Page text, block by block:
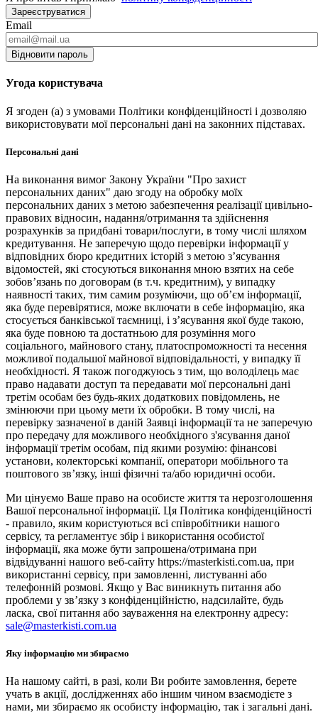
Зареєструватися
Email
Відновити пароль
Угода користувача
Я згоден (а) з умовами Політики конфіденційності і дозволяю
використовувати мої персональні дані на законних підставах.
Персональні дані
На виконання вимог Закону України "Про захист
персональних даних" даю згоду на обробку моїх
персональних даних з метою забезпечення реалізації цивільно-
правових відносин, надання/отримання та здійснення
розрахунків за придбані товари/послуги, в тому числі шляхом
кредитування. Не заперечую щодо перевірки інформації у
відповідних бюро кредитних історій з метою з’ясування
відомостей, які стосуються виконання мною взятих на себе
зобов’язань по договорам (в т.ч. кредитним), у випадку
наявності таких, тим самим розуміючи, що об’єм інформації,
яка буде перевірятися, може включати в себе інформацію, яка
стосується банківської таємниці, і з’ясування якої буде такою,
яка буде повною та достатньою для розуміння мого
соціального, майнового стану, платоспроможності та несення
можливої подальшої майнової відповідальності, у випадку її
необхідності. Я також погоджуюсь з тим, що володілець має
право надавати доступ та передавати мої персональні дані
третім особам без будь-яких додаткових повідомлень, не
змінюючи при цьому мети їх обробки. В тому числі, на
перевірку зазначеної в даній Заявці інформації та не заперечую
про передачу для можливого необхідного з'ясування даної
інформації третім особам, під якими розумію: фінансові
установи, колекторські компанії, оператори мобільного та
поштового зв’язку, інші фізичні та/або юридичні особи.
Ми цінуємо Ваше право на особисте життя та нерозголошення
Вашої персональної інформації. Ця Політика конфіденційності
- правило, яким користуються всі співробітники нашого
сервісу, та регламентує збір і використання особистої
інформації, яка може бути запрошена/отримана при
відвідуванні нашого веб-сайту https://masterkisti.com.ua, при
використанні сервісу, при замовленні, листуванні або
телефонній розмові. Якщо у Вас виникнуть питання або
проблеми у зв’язку з конфіденційністю, надсилайте, будь
ласка, свої питання або зауваження на електронну адресу:
sale@masterkisti.com.ua
Яку інформацію ми збираємо
На нашому сайті, в разі, коли Ви робите замовлення, берете
учать в акції, дослідженнях або іншим чином взаємодієте з
нами, ми збираємо як особисту інформацію, так і загальні дані.